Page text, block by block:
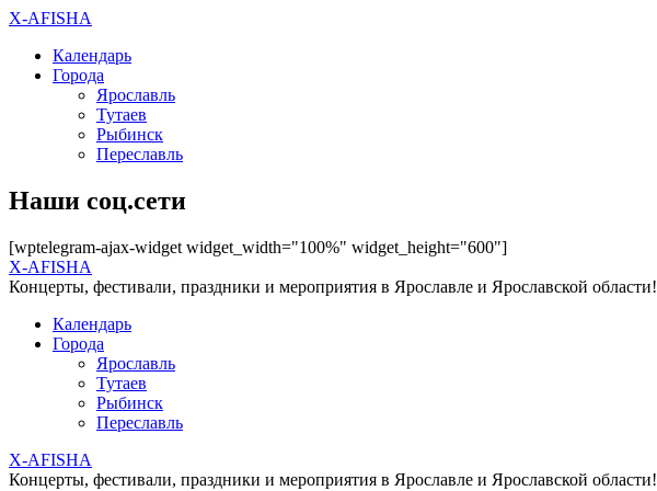
X-AFISHA
Календарь
Города
Ярославль
Тутаев
Рыбинск
Переславль
Наши соц.сети
[wptelegram-ajax-widget widget_width="100%" widget_height="600"]
X-AFISHA
Концерты, фестивали, праздники и мероприятия в Ярославле и Ярославской области!
Календарь
Города
Ярославль
Тутаев
Рыбинск
Переславль
X-AFISHA
Концерты, фестивали, праздники и мероприятия в Ярославле и Ярославской области!